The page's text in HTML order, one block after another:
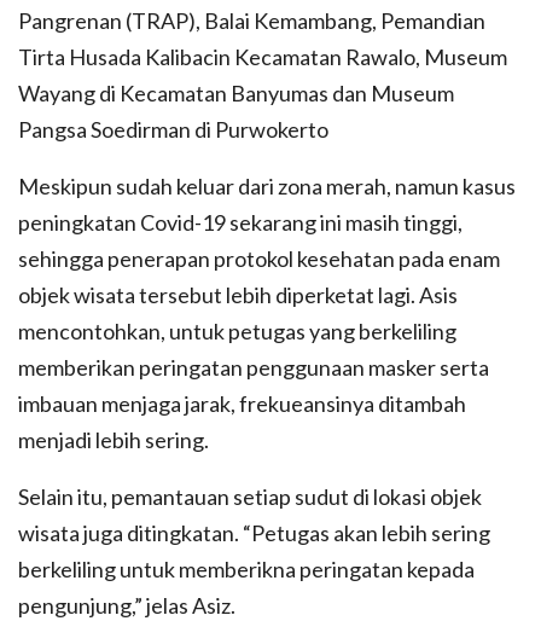
Pangrenan (TRAP), Balai Kemambang, Pemandian
Tirta Husada Kalibacin Kecamatan Rawalo, Museum
Wayang di Kecamatan Banyumas dan Museum
Pangsa Soedirman di Purwokerto
Meskipun sudah keluar dari zona merah, namun kasus
peningkatan Covid-19 sekarang ini masih tinggi,
sehingga penerapan protokol kesehatan pada enam
objek wisata tersebut lebih diperketat lagi. Asis
mencontohkan, untuk petugas yang berkeliling
memberikan peringatan penggunaan masker serta
imbauan menjaga jarak, frekueansinya ditambah
menjadi lebih sering.
Selain itu, pemantauan setiap sudut di lokasi objek
wisata juga ditingkatan. “Petugas akan lebih sering
berkeliling untuk memberikna peringatan kepada
pengunjung,” jelas Asiz.